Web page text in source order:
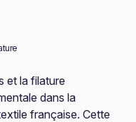
et la filature
dans la
française. Cette